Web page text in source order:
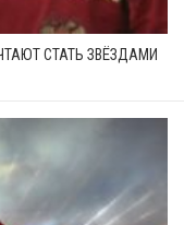
СТАТЬ ЗВЁЗДАМИ